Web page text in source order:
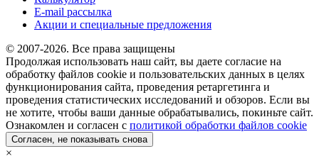
E-mail рассылка
Акции и специальные предложения
© 2007-2026. Все права защищены
Продолжая использовать наш сайт, вы даете согласие на
обработку файлов cookie и пользовательских данных в целях
функционирования сайта, проведения ретаргетинга и
проведения статистических исследований и обзоров. Если вы
не хотите, чтобы ваши данные обрабатывались, покиньте сайт.
Ознакомлен и согласен с политикой обработки файлов cookie
Согласен, не показывать снова
×